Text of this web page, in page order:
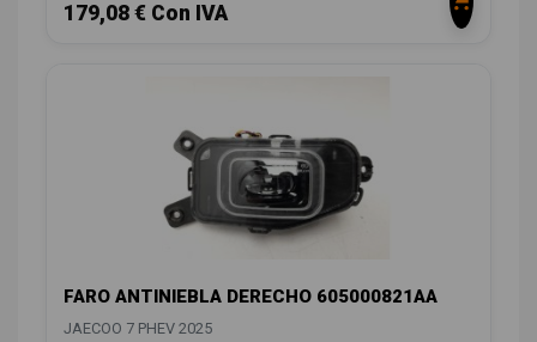
179,08 € Con IVA
FARO ANTINIEBLA DERECHO 605000821AA
JAECOO 7 PHEV 2025